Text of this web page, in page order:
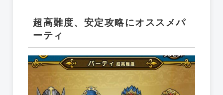
超高難度、安定攻略にオススメパ
ーティ